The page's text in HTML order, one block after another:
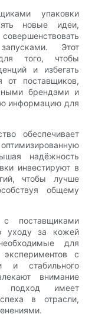
упаковки
новые идеи,
Этот
того, чтобы
и избегать
от поставщиков,
брендами и
информацию для
обеспечивает
надёжность
инвестируют в
чтобы лучше
общему
поставщиками
уходу за кожей
для
с
и стабильного
внимание
подход имеет
в отрасли,